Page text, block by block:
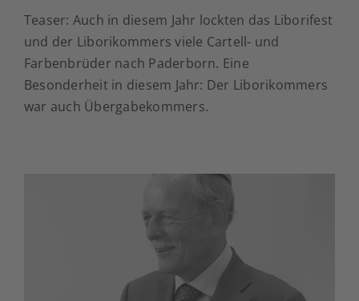
2026
„Mittendrin“
Teaser: Auch in diesem Jahr lockten das Liborifest
und der Liborikommers viele Cartell- und
Farbenbrüder nach Paderborn. Eine
Besonderheit in diesem Jahr: Der Liborikommers
war auch Übergabekommers.